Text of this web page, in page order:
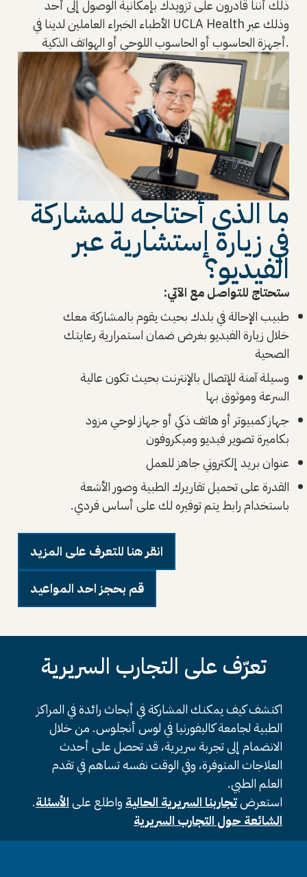
ذلك أننا قادرون على تزويدك بإمكانية الوصول إلى أحد
الأطباء الخبراء العاملين لدينا في UCLA Health وذلك عبر
أجهزة الحاسوب أو الحاسوب اللوحي أو الهواتف الذكية.
ما الذي أحتاجه للمشاركة
في زيارة إستشارية عبر
الفيديو؟
ستحتاج للتواصل مع الآتي:
طبيب الإحالة في بلدك بحيث يقوم بالمشاركة معك
خلال زيارة الفيديو بغرض ضمان استمرارية رعايتك
الصحية
وسيلة آمنة للإتصال بالإنترنت بحيث تكون عالية
السرعة وموثوق بها
جهاز كمبيوتر أو هاتف ذكي أو جهاز لوحي مزود
بكاميرة تصوير فيديو وميكروفون
عنوان بريد إلكتروني جاهز للعمل
القدرة على تحميل تقاريرك الطبية وصور الأشعة
باستخدام رابط يتم توفيره لك على أساس فردي.
انقر هنا للتعرف على المزيد
قم بحجز احد المواعيد
تعرّف على التجارب السريرية
اكتشف كيف يمكنك المشاركة في أبحاث رائدة في المراكز
الطبية لجامعة كاليفورنيا في لوس أنجلوس. من خلال
الانضمام إلى تجربة سريرية، قد تحصل على أحدث
العلاجات المتوفرة، وفي الوقت نفسه تساهم في تقدم
العلم الطبي.
.
استعرضتجاربنا السريرية الحالية واطلع علىالأسئلة
الشائعة حول التجارب السريرية